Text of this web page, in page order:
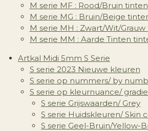
M serie MF : Rood/Bruin tinten
M serie MG : Bruin/Beige
M serie MH : Zwart/Wit/
M serie MM : Aarde Tinten
Artkal Midi 5mm S Serie
S serie 2023 Nieuwe kleuren
S serie op nummers/ by
S serie op kleurnuance/
S serie Grijswaarden/ Grey
S serie Huidskleuren/ Skin
S serie Geel-Bruin/Yellow-